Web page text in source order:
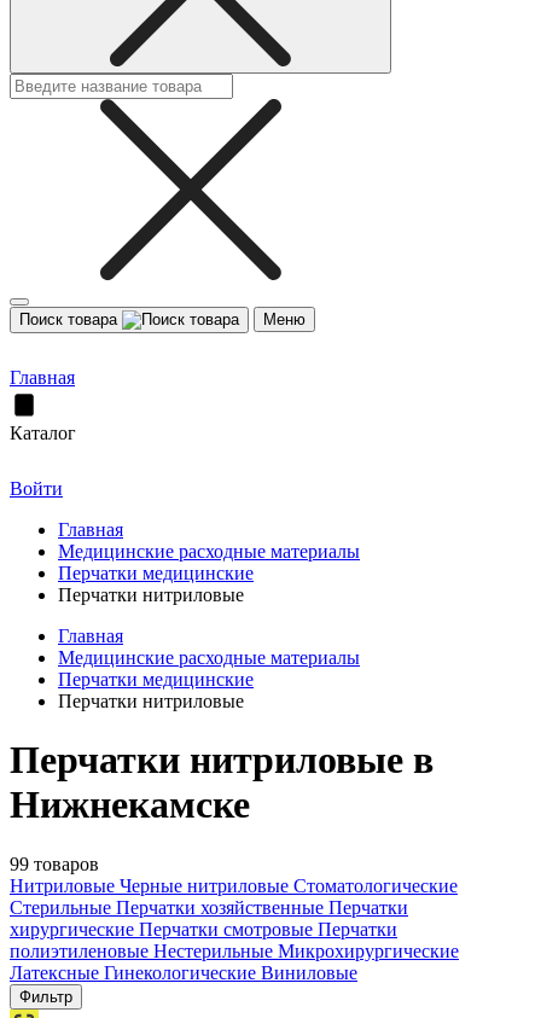
Поиск товара Меню
Главная
Каталог
Войти
Главная
Медицинские расходные материалы
Перчатки медицинские
Перчатки нитриловые
Главная
Медицинские расходные материалы
Перчатки медицинские
Перчатки нитриловые
Перчатки нитриловые в
Нижнекамске
99 товаров
Нитриловые Черные нитриловые Стоматологические
Стерильные Перчатки хозяйственные Перчатки
хирургические Перчатки смотровые Перчатки
полиэтиленовые Нестерильные Микрохирургические
Латексные Гинекологические Виниловые
Фильтр